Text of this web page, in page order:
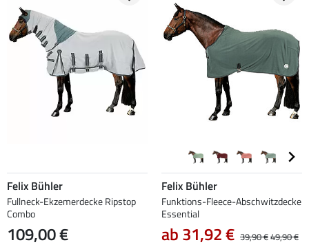
Felix Bühler
Fullneck-Ekzemerdecke Ripstop
Combo
109,00 €
Felix Bühler
Funktions-Fleece-Abschwitzdecke
Essential
ab 31,92 € 39,90 €49,90 €